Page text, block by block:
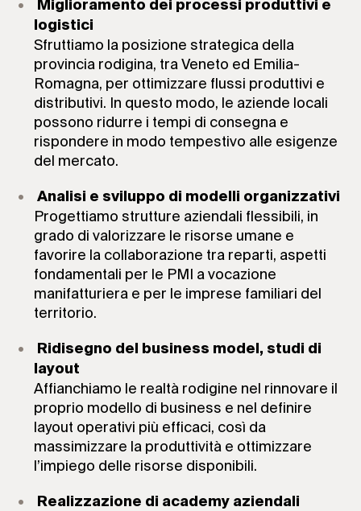
Miglioramento dei processi produttivi e
logistici
Sfruttiamo la posizione strategica della
provincia rodigina, tra Veneto ed Emilia-
Romagna, per ottimizzare flussi produttivi e
distributivi. In questo modo, le aziende locali
possono ridurre i tempi di consegna e
rispondere in modo tempestivo alle esigenze
del mercato.
Analisi e sviluppo di modelli organizzativi
Progettiamo strutture aziendali flessibili, in
grado di valorizzare le risorse umane e
favorire la collaborazione tra reparti, aspetti
fondamentali per le PMI a vocazione
manifatturiera e per le imprese familiari del
territorio.
Ridisegno del business model, studi di
layout
Affianchiamo le realtà rodigine nel rinnovare il
proprio modello di business e nel definire
layout operativi più efficaci, così da
massimizzare la produttività e ottimizzare
l’impiego delle risorse disponibili.
Realizzazione di academy aziendali